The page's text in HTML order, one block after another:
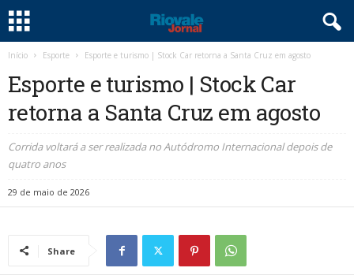
Início Esporte Esporte e turismo | Stock Car retorna a Santa Cruz em agosto
Esporte e turismo | Stock Car
retorna a Santa Cruz em agosto
Corrida voltará a ser realizada no Autódromo Internacional depois de
quatro anos
29 de maio de 2026
Share